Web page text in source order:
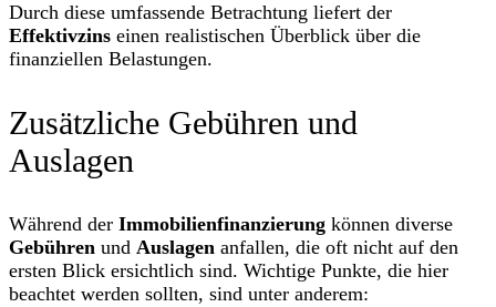
Durch diese umfassende Betrachtung liefert der
Effektivzins einen realistischen Überblick über die
finanziellen Belastungen.
Zusätzliche Gebühren und
Auslagen
Während der Immobilienfinanzierung können diverse
Gebühren und Auslagen anfallen, die oft nicht auf den
ersten Blick ersichtlich sind. Wichtige Punkte, die hier
beachtet werden sollten, sind unter anderem: